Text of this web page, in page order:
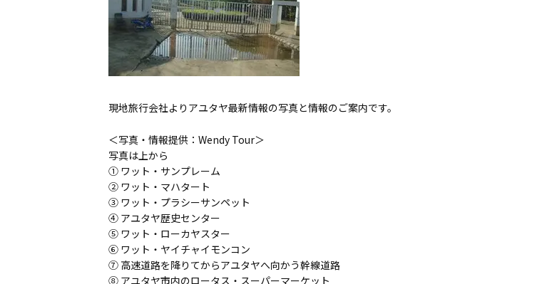
現地旅行会社よりアユタヤ最新情報の写真と情報のご案内です。
＜写真・情報提供：Wendy Tour＞
写真は上から
① ワット・サンプレーム
② ワット・マハタート
③ ワット・プラシーサンペット
④ アユタヤ歴史センター
⑤ ワット・ローカヤスター
⑥ ワット・ヤイチャイモンコン
⑦ 高速道路を降りてからアユタヤへ向かう幹線道路
⑧ アユタヤ市内のロータス・スーパーマーケット